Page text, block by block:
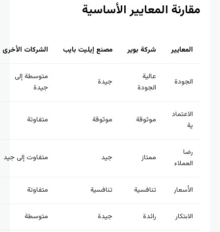
مقارنة المعايير الأساسية
المعايير شركة بوير مصنع إيليت بايب الشركات الأخرى
الجودة
عالية
الجودة
جيدة
متوسطة إلى
جيدة
الاعتماد
ية
موثوقة موثوقة متفاوتة
رضا
العملاء
ممتاز جيد متفاوت إلى جيد
الأسعار تنافسية تنافسية متفاوتة
الابتكار رائدة جيدة متوسطة